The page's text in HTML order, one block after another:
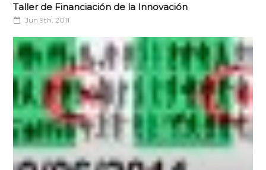
Taller de Financiación de la Innovación
Jun 9th, 2011